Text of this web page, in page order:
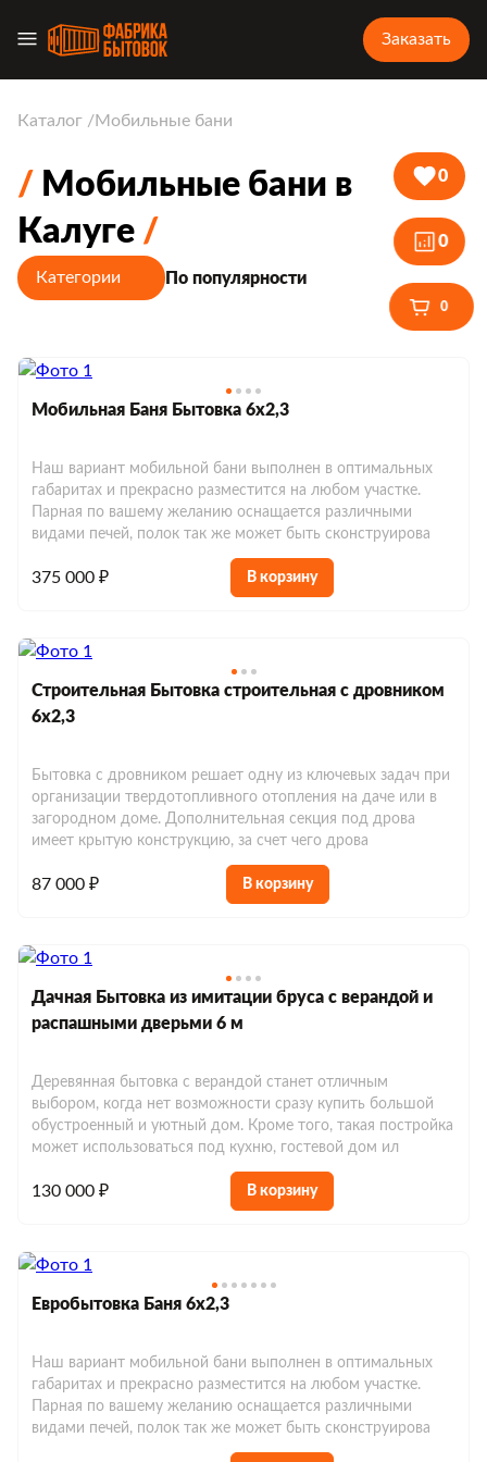
Заказать
Каталог Мобильные бани
Мобильные бани в
Калуге
Категории По популярности
Блок-контейнеры для дачи
Блок-контейнеры с отделкой
Блок-контейнеры с тамбуром
Блок-контейнеры под ключ
Блок-контейнер 7м
Блок-контейнеры дачные
Блок-контейнеры с окнами
Блок-контейнеры без окон
Блок-контейнеры с навесом
Блок-контейнеры из оргалита
Блок-контейнеры разборные
Модульные бытовки металлические
Модульные бытовки для дачи
Модульные бытовки утепленные
Модульные бытовки с санузлом
Сантехнические блок-контейнеры
Блок-контейнеры с санузлом
Бытовки с туалетом и душем
Стандартные
Проходная
Блок-контейнеры в аренду 2м
Блок-контейнеры в аренду 3м
Дачные бытовки
Бытовки распашонки
Строительные бытовки
Мобильная Баня Бытовка 6х2,3
Наш вариант мобильной бани выполнен в оптимальных
габаритах и прекрасно разместится на любом участке.
Парная по вашему желанию оснащается различными
видами печей, полок так же может быть сконструирова
375 000 ₽ В корзину
Строительная Бытовка строительная с дровником
6х2,3
Бытовка с дровником решает одну из ключевых задач при
организации твердотопливного отопления на даче или в
загородном доме. Дополнительная секция под дрова
имеет крытую конструкцию, за счет чего дрова
87 000 ₽ В корзину
Дачная Бытовка из имитации бруса с верандой и
распашными дверьми 6 м
Деревянная бытовка с верандой станет отличным
выбором, когда нет возможности сразу купить большой
обустроенный и уютный дом. Кроме того, такая постройка
может использоваться под кухню, гостевой дом ил
130 000 ₽ В корзину
Евробытовка Баня 6х2,3
Наш вариант мобильной бани выполнен в оптимальных
габаритах и прекрасно разместится на любом участке.
Парная по вашему желанию оснащается различными
видами печей, полок так же может быть сконструирова
0
0
0